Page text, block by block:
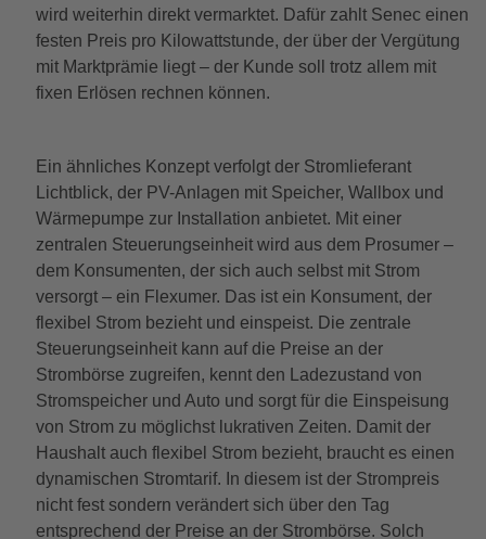
wird weiterhin direkt vermarktet. Dafür zahlt Senec einen
festen Preis pro Kilowattstunde, der über der Vergütung
mit Marktprämie liegt – der Kunde soll trotz allem mit
fixen Erlösen rechnen können.
Ein ähnliches Konzept verfolgt der Stromlieferant
Lichtblick, der PV-Anlagen mit Speicher, Wallbox und
Wärmepumpe zur Installation anbietet. Mit einer
zentralen Steuerungseinheit wird aus dem Prosumer –
dem Konsumenten, der sich auch selbst mit Strom
versorgt – ein Flexumer. Das ist ein Konsument, der
flexibel Strom bezieht und einspeist. Die zentrale
Steuerungseinheit kann auf die Preise an der
Strombörse zugreifen, kennt den Ladezustand von
Stromspeicher und Auto und sorgt für die Einspeisung
von Strom zu möglichst lukrativen Zeiten. Damit der
Haushalt auch flexibel Strom bezieht, braucht es einen
dynamischen Stromtarif. In diesem ist der Strompreis
nicht fest sondern verändert sich über den Tag
entsprechend der Preise an der Strombörse. Solch